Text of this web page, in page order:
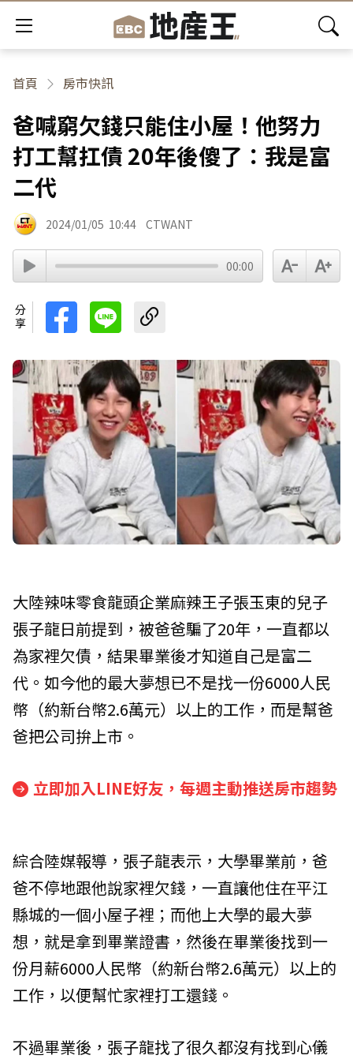
首頁 房市快訊
爸喊窮欠錢只能住小屋！他努力
打工幫扛債 20年後傻了：我是富
二代
2024/01/05 10:44 CTWANT
00:00
分享
大陸辣味零食龍頭企業麻辣王子張玉東的兒子
張子龍日前提到，被爸爸騙了20年，一直都以
為家裡欠債，結果畢業後才知道自己是富二
代。如今他的最大夢想已不是找一份6000人民
幣（約新台幣2.6萬元）以上的工作，而是幫爸
爸把公司拚上市。
立即加入LINE好友，每週主動推送房市趨勢
綜合陸媒報導，張子龍表示，大學畢業前，爸
爸不停地跟他說家裡欠錢，一直讓他住在平江
縣城的一個小屋子裡；而他上大學的最大夢
想，就是拿到畢業證書，然後在畢業後找到一
份月薪6000人民幣（約新台幣2.6萬元）以上的
工作，以便幫忙家裡打工還錢。
不過畢業後，張子龍找了很久都沒有找到心儀